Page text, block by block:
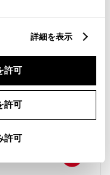
詳細を表示
許可
許可
許可